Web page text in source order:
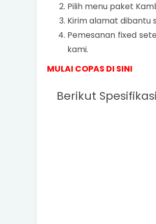
Pilih menu paket
Kirim alamat dibantu
Pemesanan fixed
kami.
MULAI COPAS DI SINI
Berikut Spesifikasi